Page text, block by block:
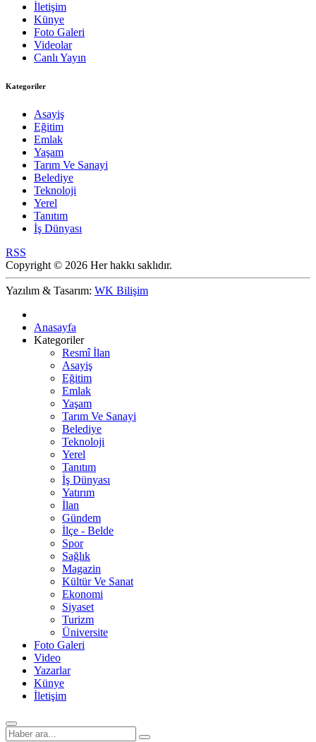
İletişim
Künye
Foto Galeri
Videolar
Canlı Yayın
Kategoriler
Asayiş
Eğitim
Emlak
Yaşam
Tarım Ve Sanayi
Belediye
Teknoloji
Yerel
Tanıtım
İş Dünyası
RSS
Copyright © 2026 Her hakkı saklıdır.
Yazılım & Tasarım: WK Bilişim
Anasayfa
Kategoriler
Resmî İlan
Asayiş
Eğitim
Emlak
Yaşam
Tarım Ve Sanayi
Belediye
Teknoloji
Yerel
Tanıtım
İş Dünyası
Yatırım
İlan
Gündem
İlçe - Belde
Spor
Sağlık
Magazin
Kültür Ve Sanat
Ekonomi
Siyaset
Turizm
Üniversite
Foto Galeri
Video
Yazarlar
Künye
İletişim